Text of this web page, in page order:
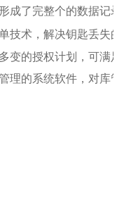
成了完整个的数据记
技术，解决钥匙丢失
变的授权计划，可满
理的系统软件，对库